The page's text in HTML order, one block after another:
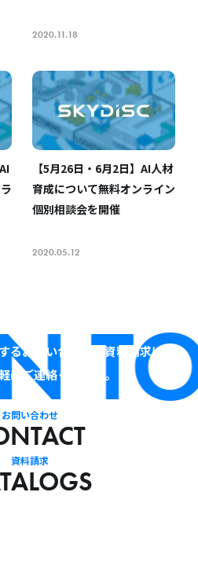
2020.11.18
【5月26日・6月2日】AI人材
育成について無料オンライン
個別相談会を開催
2020.05.12
るお問い合わせ・資料請求は、
にご連絡ください。
お問い合わせ
資料請求